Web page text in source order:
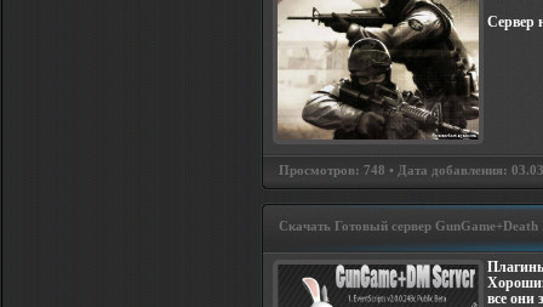
Сервер
Просмотров: 748 • Дата добавления:
Скачать Готовый сервер
все они